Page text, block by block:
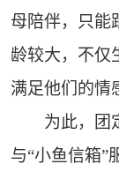
母陪伴，只能
龄较大，不仅
满足他们的情
为此，团定
与“小鱼信箱”